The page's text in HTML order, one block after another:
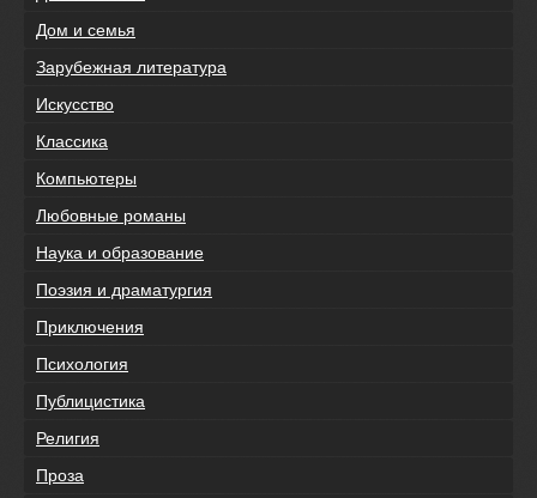
Дом и семья
Зарубежная литература
Искусство
Классика
Компьютеры
Любовные романы
Наука и образование
Поэзия и драматургия
Приключения
Психология
Публицистика
Религия
Проза